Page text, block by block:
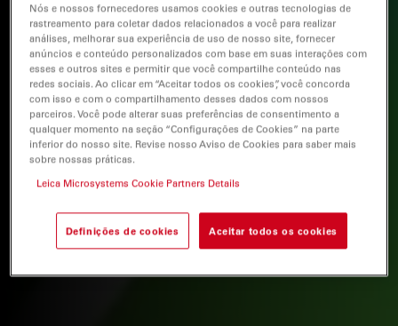
Nós e nossos fornecedores usamos cookies e outras tecnologias de
rastreamento para coletar dados relacionados a você para realizar
análises, melhorar sua experiência de uso de nosso site, fornecer
anúncios e conteúdo personalizados com base em suas interações com
esses e outros sites e permitir que você compartilhe conteúdo nas
redes sociais. Ao clicar em “Aceitar todos os cookies”, você concorda
com isso e com o compartilhamento desses dados com nossos
parceiros. Você pode alterar suas preferências de consentimento a
qualquer momento na seção “Configurações de Cookies” na parte
inferior do nosso site. Revise nosso Aviso de Cookies para saber mais
sobre nossas práticas.
Leica Microsystems Cookie Partners Details
Definições de cookies Aceitar todos os cookies